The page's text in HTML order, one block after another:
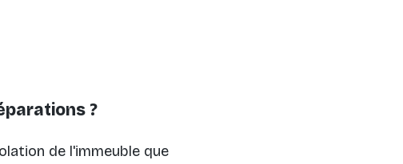
?
de l'immeuble que